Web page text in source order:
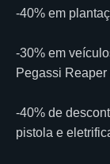
-40% em
-30% em
Pegassi
-40% de
pistola e